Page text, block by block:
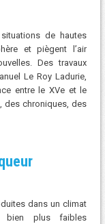
de hautes
et piègent l’air
Des travaux
Le Roy Ladurie,
entre le XVe et le
des chroniques, des
dans un climat
bien plus faibles